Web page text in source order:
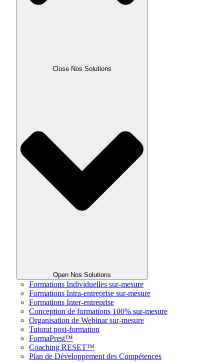
Close Nos Solutions
Open Nos Solutions
Formations Individuelles sur-mesure
Formations Intra-entreprise sur-mesure
Formations Inter-entreprise
Conception de formations 100% sur-mesure
Organisation de Webinar sur-mesure
Tutorat post-formation
FormaPrest™
Coaching RESET™
Plan de Développement des Compétences